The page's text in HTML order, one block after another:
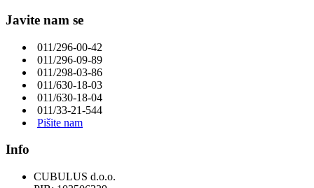
Javite nam se
011/296-00-42
011/296-09-89
011/298-03-86
011/630-18-03
011/630-18-04
011/33-21-544
Pišite nam
Info
CUBULUS d.o.o.